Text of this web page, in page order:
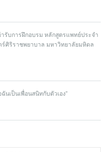
รับการฝึกอบรม หลักสูตรแพทย์ประจำ
ศิริราชพยาบาล มหาวิทยาลัยมหิดล
ฉันเป็นเพื่อนสนิทกับตัวเอง”